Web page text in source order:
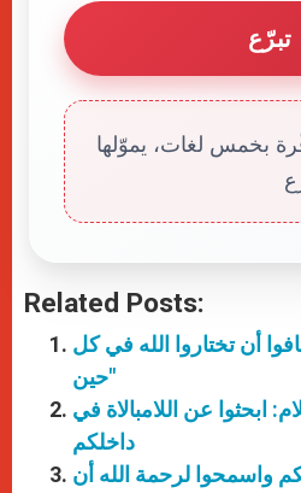
تبرّع
بخمس لغات، يموّلها
Related Posts:
أن تختاروا الله في كل
حين"
ابحثوا عن اللامبالاة في
داخلكم
واسمحوا لرحمة الله أن